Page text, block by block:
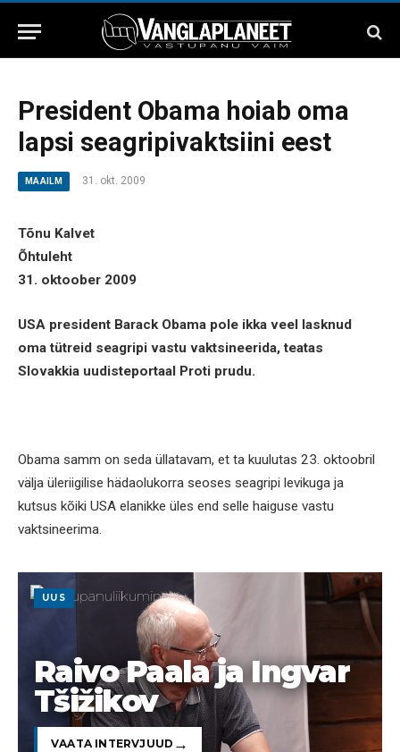
President Obama hoiab oma
lapsi seagripivaktsiini eest
MAAILM 31. okt. 2009
Tõnu Kalvet
Õhtuleht
31. oktoober 2009
USA president Barack Obama pole ikka veel lasknud
oma tütreid seagripi vastu vaktsineerida, teatas
Slovakkia uudisteportaal Proti prudu.
Obama samm on seda üllatavam, et ta kuulutas 23. oktoobril
välja üleriigilise hädaolukorra seoses seagripi levikuga ja
kutsus kõiki USA elanikke üles end selle haiguse vastu
vaktsineerima.
UUS
Raivo Paala ja Ingvar
Tšižikov
VAATA INTERVJUUD